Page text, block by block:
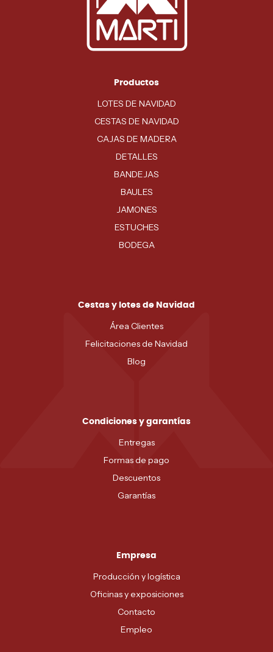
Productos
LOTES DE NAVIDAD
CESTAS DE NAVIDAD
CAJAS DE MADERA
DETALLES
BANDEJAS
BAULES
JAMONES
ESTUCHES
BODEGA
Cestas y lotes de Navidad
Área Clientes
Felicitaciones de Navidad
Blog
Condiciones y garantías
Entregas
Formas de pago
Descuentos
Garantías
Empresa
Producción y logística
Oficinas y exposiciones
Contacto
Empleo